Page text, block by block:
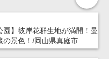
園】彼岸花群生地が満開！曼
の景色！/岡山県真庭市